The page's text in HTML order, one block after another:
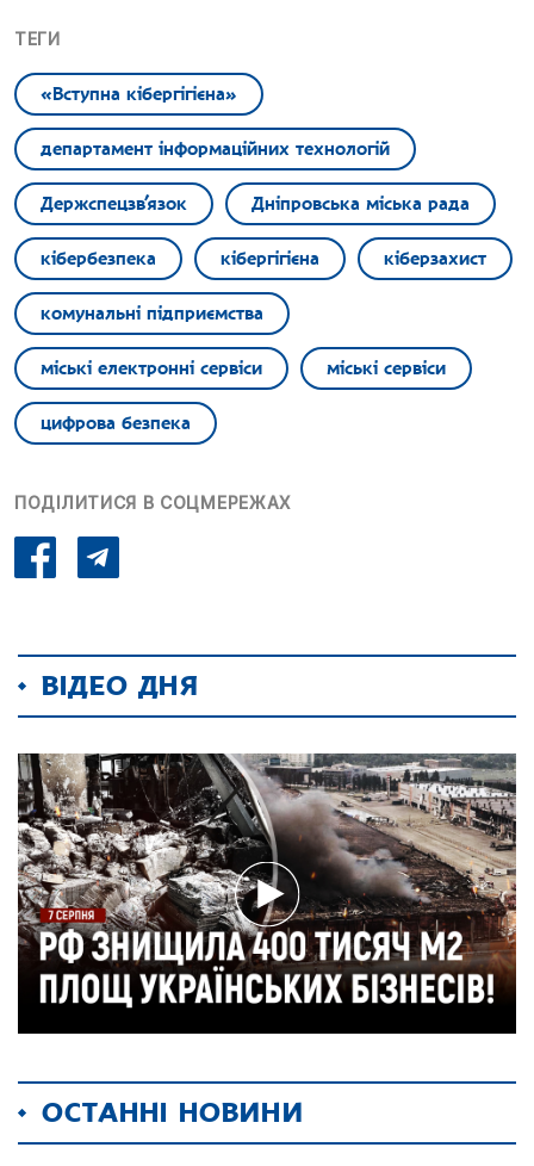
ТЕГИ
«Вступна кібергігієна»
департамент інформаційних технологій
Держспецзв’язок Дніпровська міська рада
кібербезпека кібергігієна кіберзахист
комунальні підприємства
міські електронні сервіси міські сервіси
цифрова безпека
ПОДІЛИТИСЯ В СОЦМЕРЕЖАХ
ВІДЕО ДНЯ
ОСТАННІ НОВИНИ